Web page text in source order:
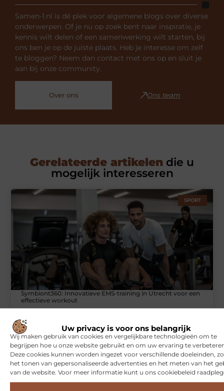
Uw privacy is voor ons belangrijk
Wij maken gebruik van cookies en vergelijkbare technologieën om te
begrijpen hoe u onze website gebruikt en om uw ervaring te
Deze cookies kunnen worden ingezet voor verschillende doeleinden,
het tonen van gepersonaliseerde advertenties en het meten van het
van de website. Voor meer informatie kunt u ons cookiebeleid
Samen-1.nl is dé plek voor algemene blogs over diverse
onderwerpen. Of je nu op zoek bent naar inspiratie, je
kennis wilt delen of een samenwerking wilt starten, bij
ons ben je op de juiste plaats. Heb je interesse om zelf
te bloggen? Neem dan contact met ons op en sluit je
aan bij onze community.
Over ons Ons team
Gerelateerde artikelen die u
mogelijk interesseren
SPORT
Symbiont360: Innovatieve EMS-training in Utrecht voor een
effectieve workout
WONINGEN